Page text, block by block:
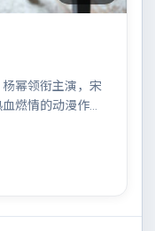
幂领衔主演，宋
燃情的动漫作
对峙与谈判扣人
有突破，适合喜